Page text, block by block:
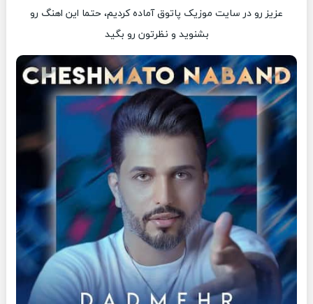
عزیز رو در سایت موزیک پاتوق آماده کردیم، حتما این اهنگ رو
بشنوید و نظرتون رو بگید